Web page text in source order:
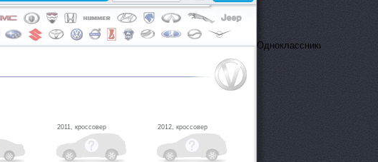
2011, кроссовер 2012, кроссовер